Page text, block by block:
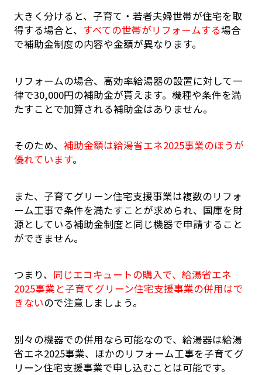
大きく分けると、子育て・若者夫婦世帯が住宅を取
得する場合と、 すべての世帯がリフォームする場合
で補助金制度の内容や金額が異なります。
リフォームの場合、高効率給湯器の設置に対して一
律で30,000円の補助金が貰えます。機種や条件を満
たすことで加算される補助金はありません。
そのため、 補助金額は給湯省エネ2025事業のほうが
優れています。
また、子育てグリーン住宅支援事業は複数のリフォ
ーム工事で条件を満たすことが求められ、国庫を財
源としている補助金制度と同じ機器で申請すること
ができません。
つまり、 同じエコキュートの購入で、給湯省エネ
2025事業と子育てグリーン住宅支援事業の併用はで
きないので注意しましょう。
別々の機器での併用なら可能なので、給湯器は給湯
省エネ2025事業、ほかのリフォーム工事を子育てグ
リーン住宅支援事業で申し込むことは可能です。